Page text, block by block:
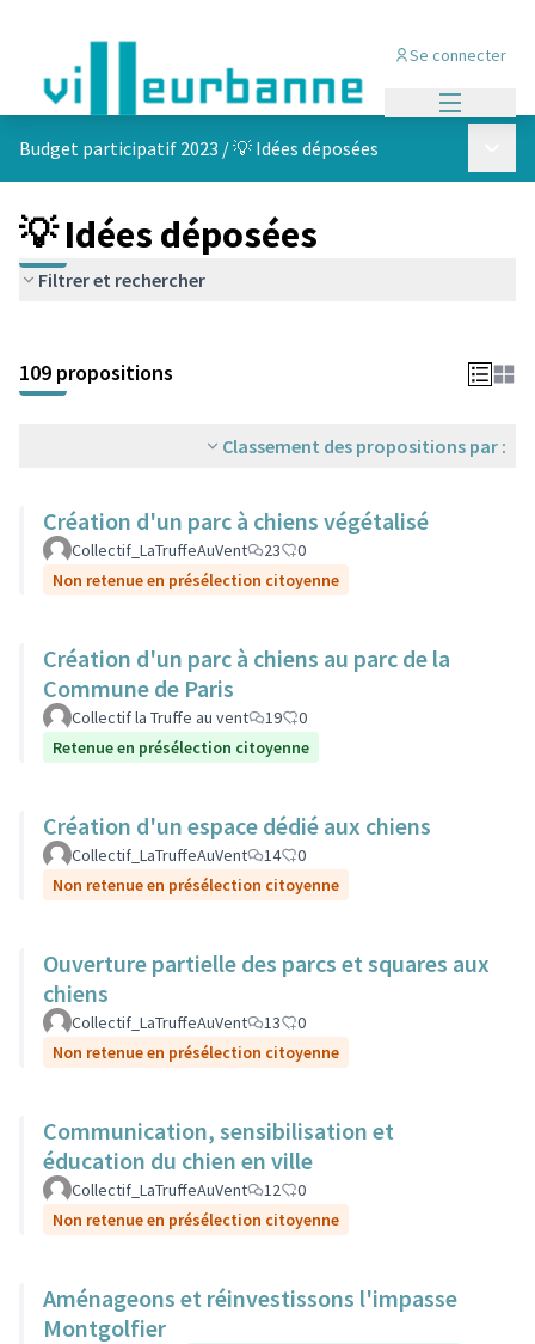
Se connecter
Budget participatif 2023 /💡 Idées déposées
💡 Idées déposées
Filtrer et rechercher
+
−
109 propositions
Classement des propositions par :
Création d'un parc à chiens végétalisé
Collectif_LaTruffeAuVent 23
0
Non retenue en présélection citoyenne
Création d'un parc à chiens au parc de la
Commune de Paris
Collectif la Truffe au vent 19
0
Retenue en présélection citoyenne
Création d'un espace dédié aux chiens
Collectif_LaTruffeAuVent 14
0
Non retenue en présélection citoyenne
Ouverture partielle des parcs et squares aux
chiens
Collectif_LaTruffeAuVent 13
0
Non retenue en présélection citoyenne
Communication, sensibilisation et
éducation du chien en ville
Collectif_LaTruffeAuVent 12
0
Non retenue en présélection citoyenne
Aménageons et réinvestissons l'impasse
Montgolfier